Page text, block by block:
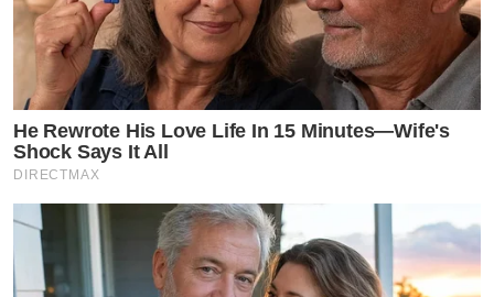
He Rewrote His Love Life In 15 Minutes—Wife's
Shock Says It All
DIRECTMAX